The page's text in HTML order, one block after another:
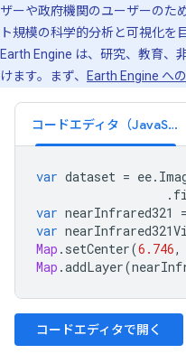
ザーや政府機関のユーザーのた
ト規模の科学的分析と可視化を
Earth Engine は、研究、教育、
けます。まず、
Earth Engine へ
コードエディタ（JavaScript）
var dataset = ee.
.
var nearInfrared321 =
var
Map . setCenter(6.746,
Map .addLayer(
コードエディタで開く